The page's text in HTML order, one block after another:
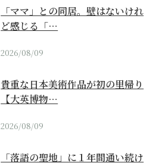
「ママ」との同居。壁はないけれ
ど感じる「…
2026/08/09
貴重な日本美術作品が初の里帰り
【大英博物…
2026/08/09
「落語の聖地」に１年間通い続け